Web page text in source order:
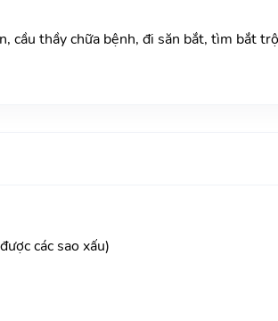
cầu thầy chữa bệnh, đi săn bắt, tìm bắt
các sao xấu)